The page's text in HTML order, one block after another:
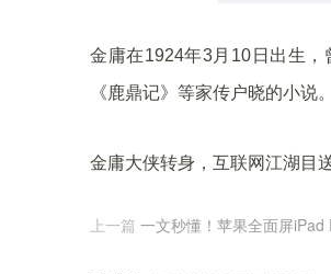
金庸在1924年3月10日出生，
《鹿鼎记》等家传户晓的小说
金庸大侠转身，互联网江湖目
上一篇 一文秒懂！苹果全面屏